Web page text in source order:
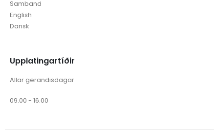
Samband
English
Dansk
Upplatingartíðir
Allar gerandisdagar
09.00 - 16.00